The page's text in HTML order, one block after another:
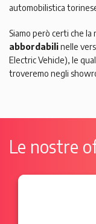
automobilistica
Siamo però certi che la
abbordabilinelle
Electric Vehicle), le
troveremo negli
Le nostre